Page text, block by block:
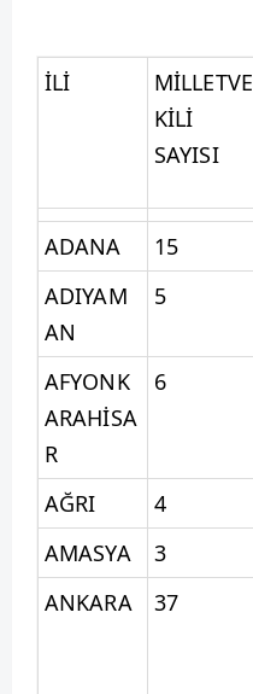
İLİ
MİLLETVE
KİLİ
SAYISI
ADANA 15
ADIYAM
AN
5
AFYONK
ARAHİSA
R
6
AĞRI 4
AMASYA
3
ANKARA
37